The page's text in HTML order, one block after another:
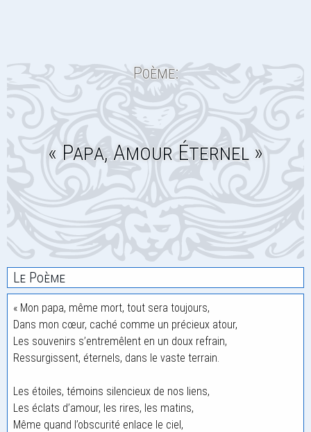
Poème:
« Papa, Amour Éternel »
Le Poème
« Mon papa, même mort, tout sera toujours,
Dans mon cœur, caché comme un précieux atour,
Les souvenirs s’entremêlent en un doux refrain,
Ressurgissent, éternels, dans le vaste terrain.
Les étoiles, témoins silencieux de nos liens,
Les éclats d’amour, les rires, les matins,
Même quand l’obscurité enlace le ciel,